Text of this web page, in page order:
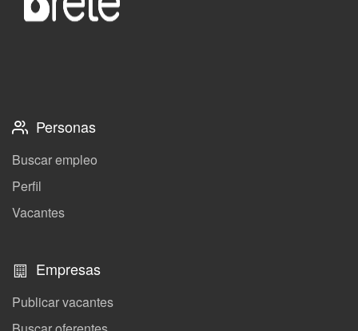
Personas
Buscar empleo
Perfil
Vacantes
Empresas
Publicar vacantes